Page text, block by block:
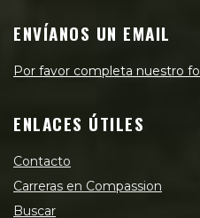
ENVÍANOS UN EMAIL
Por favor completa nuestro
ENLACES ÚTILES
Contacto
Carreras en Compassion
Buscar